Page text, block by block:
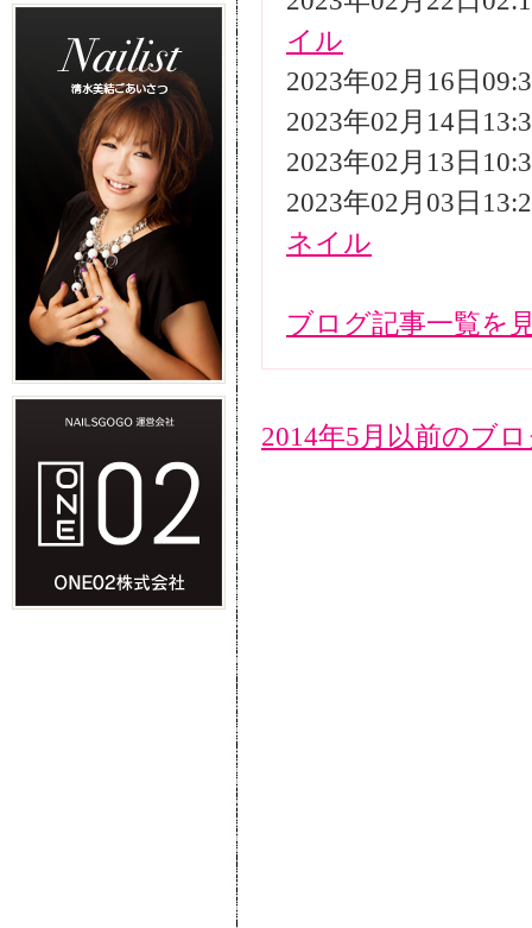
イル
2023年02月16日
2023年02月14日
2023年02月13日
2023年02月03日
ネイル
ブログ記事一覧を
2014年5月以前のブ